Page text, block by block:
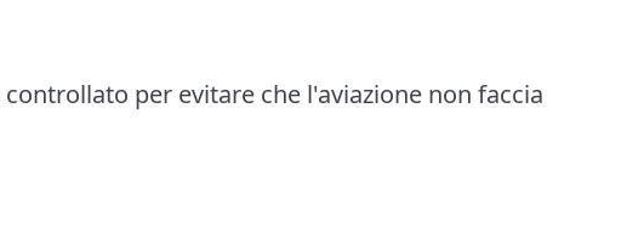
per evitare che l'aviazione non faccia